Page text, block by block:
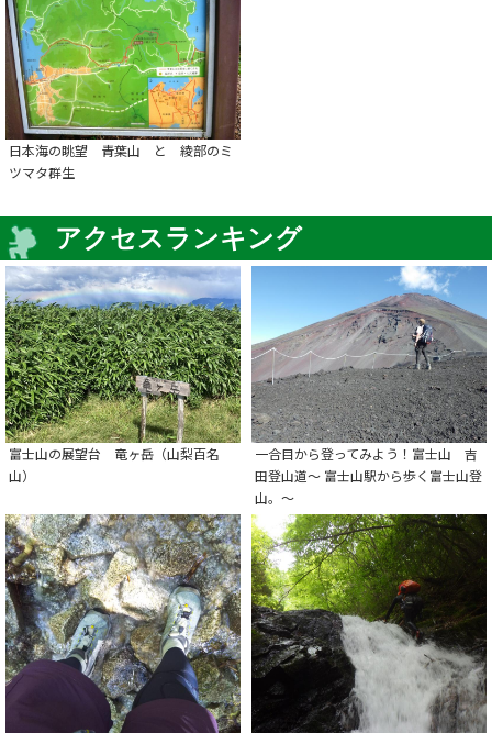
日本海の眺望 青葉山 と 綾部のミ
ツマタ群生
アクセスランキング
富士山の展望台 竜ヶ岳（山梨百名
山）
一合目から登ってみよう！富士山 吉
田登山道～ 富士山駅から歩く富士山登
山。～